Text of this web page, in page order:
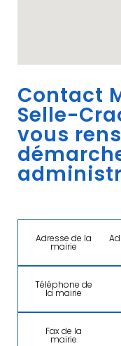
Contact
Selle-
vous
Adresse de la
mairie
Téléphone de
la mairie
Fax de la
mairie